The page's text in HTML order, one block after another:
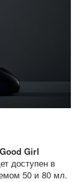
Girl
доступен в
50 и 80 мл.